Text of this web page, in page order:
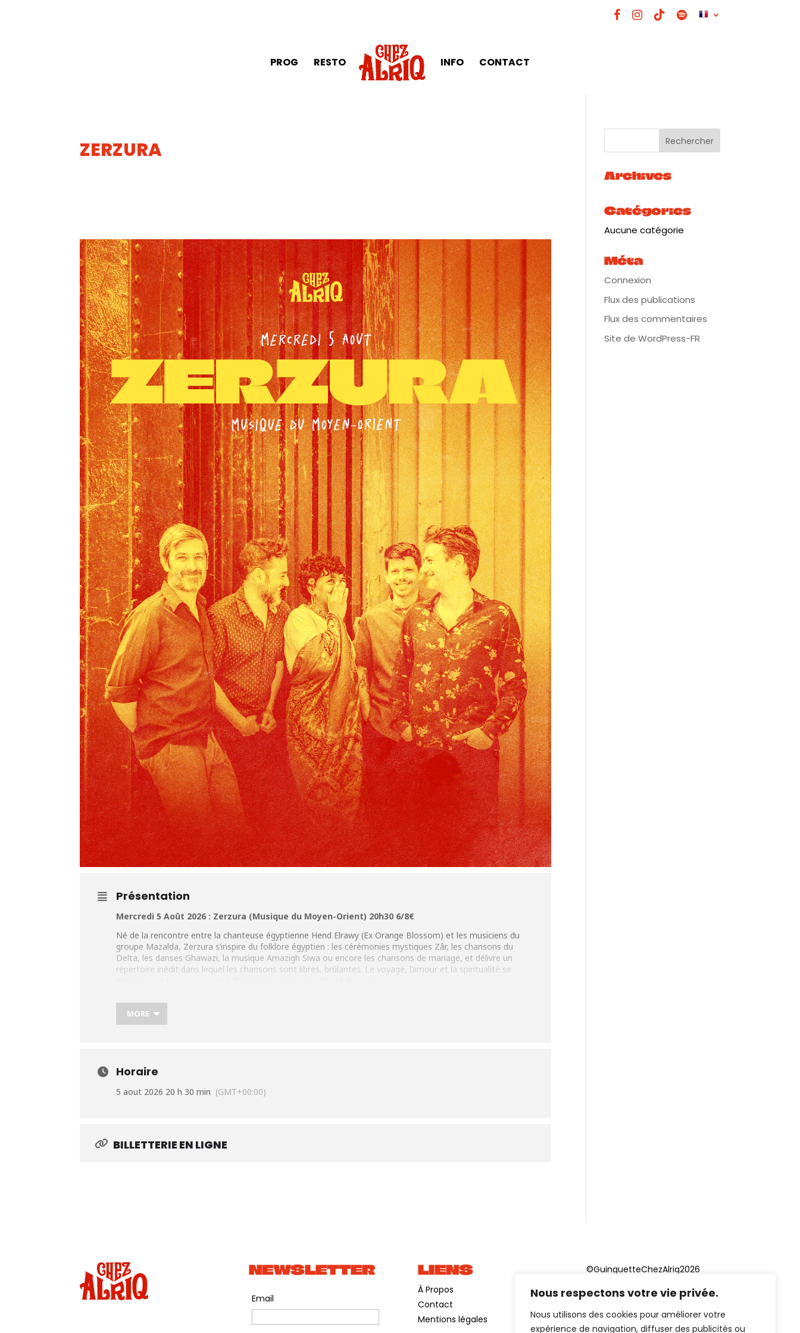
Nous respectons votre vie privée.
Nous utilisons des cookies pour améliorer votre
expérience de navigation, diffuser des publicités ou
PROG RESTO INFO CONTACT
ZERZURA
Présentation
Mercredi 5 Août 2026 : Zerzura (Musique du Moyen-Orient) 20h30 6/8€
Né de la rencontre entre la chanteuse égyptienne Hend Elrawy (Ex Orange Blossom) et les musiciens du
groupe Mazalda, Zerzura s’inspire du folklore égyptien : les cérémonies mystiques Zâr, les chansons du
Delta, les danses Ghawazi, la musique Amazigh Siwa ou encore les chansons de mariage, et délivre un
répertoire inédit dans lequel les chansons sont libres, brûlantes. Le voyage, l’amour et la spiritualité se
chaude et envoûtante de Hend. Le résultat: des textes inédits chantés en arabe, un son actuel qui
bouscule les clichés, à l’énergie et la sensibilité irrésistibles.
MORE
Horaire
5 aout 2026 20 h 30 min (GMT+00:00)
BILLETTERIE EN LIGNE
Archives
Catégories
Aucune catégorie
Méta
Connexion
Flux des publications
Flux des commentaires
Site de WordPress-FR
NEWSLETTER
Email
LIENS
À Propos
Contact
Mentions légales
©GuinguetteChezAlriq2026
Création site internet YOSOY